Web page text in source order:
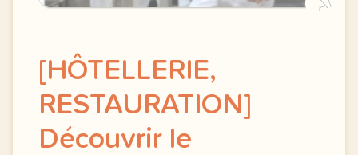
[HÔTELLERIE,
RESTAURATION]
Découvrir le